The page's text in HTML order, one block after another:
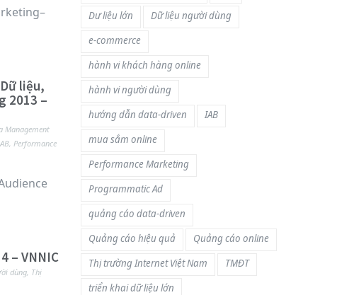
liệu,
2013 –
Management
, Performance
– VNNIC
dùng, Thị
Dư liệu lớn
Dữ liệu người dùng
e-commerce
hành vi khách hàng online
hành vi người dùng
hướng dẫn data-driven
IAB
mua sắm online
Performance Marketing
Programmatic Ad
quảng cáo data-driven
Quảng cáo hiệu quả
Quảng cáo online
Thị trường Internet Việt Nam
TMĐT
triển khai dữ liệu lớn